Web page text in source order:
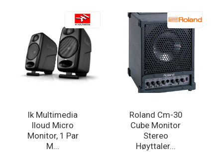
Ik Multimedia
Iloud Micro
Monitor, 1 Par
M...
Roland Cm-30
Cube Monitor
Stereo
Høyttaler...